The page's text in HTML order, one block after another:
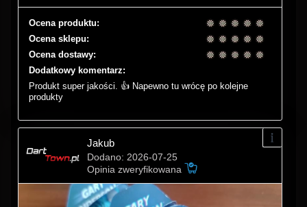
Ocena produktu:
Ocena sklepu:
Ocena dostawy:
Dodatkowy komentarz:
Produkt super jakości. 👍 Napewno tu wrócę po kolejne
produkty
Jakub
Dodano: 2026-07-25
Opinia zweryfikowana